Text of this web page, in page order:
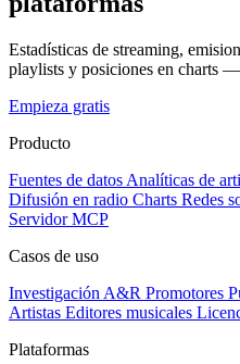
Estadísticas de streaming,
playlists y posiciones en charts
Empieza gratis
Producto
Fuentes de datos Analíticas de
Difusión en radio Charts Redes
Servidor MCP
Casos de uso
Investigación A&R Promotores
Artistas Editores musicales
Plataformas